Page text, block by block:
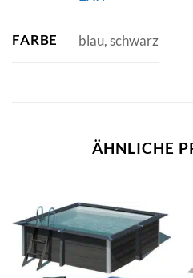
FARBE blau, schwarz
ÄHNLICHE